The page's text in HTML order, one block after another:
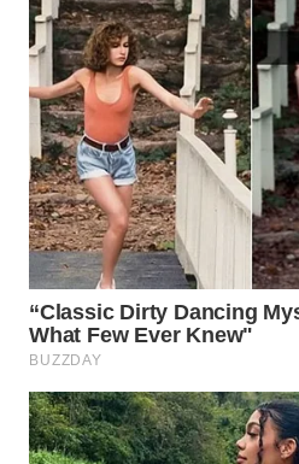
WATCH
MKLI
LPKKI
LKKI
KOPEKLIN
PORTAL
KONSUMEN
FORWAMKI